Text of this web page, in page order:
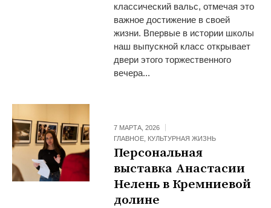
классический вальс, отмечая это
важное достижение в своей
жизни. Впервые в истории школы
наш выпускной класс открывает
двери этого торжественного
вечера...
7 МАРТА, 2026
ГЛАВНОЕ КУЛЬТУРНАЯ ЖИЗНЬ
Персональная
выставка Анастасии
Нелень в Кремниевой
долине